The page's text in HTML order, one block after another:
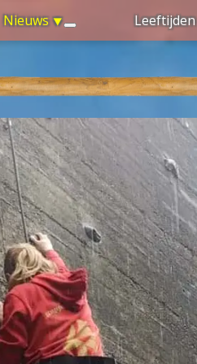
Nieuws Leeftijden